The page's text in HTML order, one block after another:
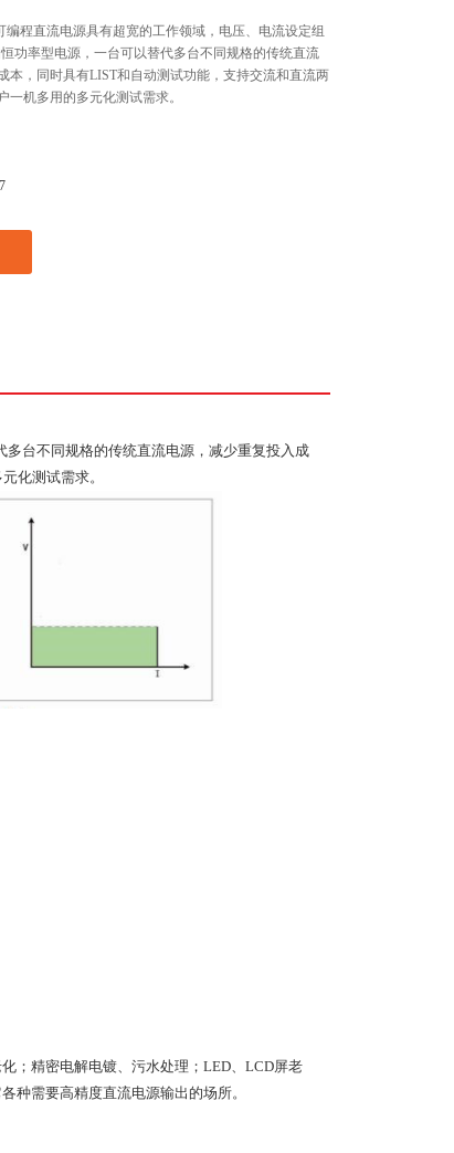
编程直流电源具有超宽的工作领域，电压、电流设定组
功率型电源，一台可以替代多台不同规格的传统直流
本，同时具有LIST和自动测试功能，支持交流和直流两
一机多用的多元化测试需求。
台不同规格的传统直流电源，减少重复投入成
化测试需求。
；精密电解电镀、污水处理；LED、LCD屏老
种需要高精度直流电源输出的场所。